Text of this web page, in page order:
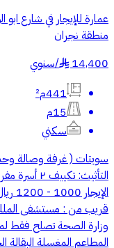
عمارة للإيجار في شارع ابو
منطقة نجران
14,400
§
/سنوي
441م²
15م
سكني
سويتات ( غرفة وصالة
التأثيث:
قريب من : مستشفى
وزارة الصحة تصلح فقط
المطاعم المغسلة